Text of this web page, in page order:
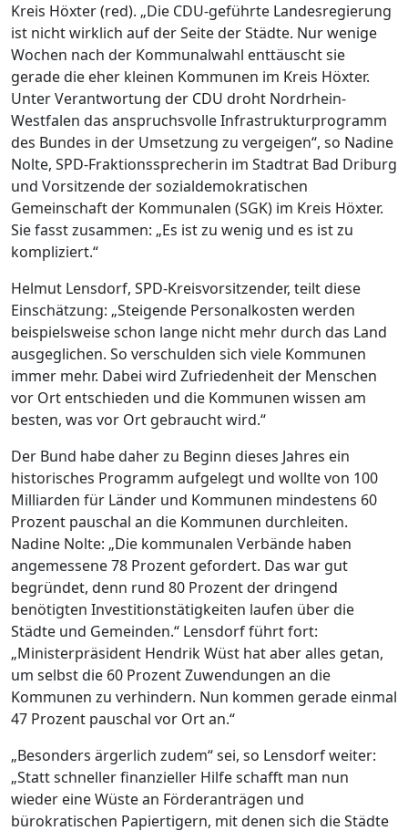
Kreis Höxter (red). „Die CDU-geführte Landesregierung
ist nicht wirklich auf der Seite der Städte. Nur wenige
Wochen nach der Kommunalwahl enttäuscht sie
gerade die eher kleinen Kommunen im Kreis Höxter.
Unter Verantwortung der CDU droht Nordrhein-
Westfalen das anspruchsvolle Infrastrukturprogramm
des Bundes in der Umsetzung zu vergeigen“, so Nadine
Nolte, SPD-Fraktionssprecherin im Stadtrat Bad Driburg
und Vorsitzende der sozialdemokratischen
Gemeinschaft der Kommunalen (SGK) im Kreis Höxter.
Sie fasst zusammen: „Es ist zu wenig und es ist zu
kompliziert.“
Helmut Lensdorf, SPD-Kreisvorsitzender, teilt diese
Einschätzung: „Steigende Personalkosten werden
beispielsweise schon lange nicht mehr durch das Land
ausgeglichen. So verschulden sich viele Kommunen
immer mehr. Dabei wird Zufriedenheit der Menschen
vor Ort entschieden und die Kommunen wissen am
besten, was vor Ort gebraucht wird.“
Der Bund habe daher zu Beginn dieses Jahres ein
historisches Programm aufgelegt und wollte von 100
Milliarden für Länder und Kommunen mindestens 60
Prozent pauschal an die Kommunen durchleiten.
Nadine Nolte: „Die kommunalen Verbände haben
angemessene 78 Prozent gefordert. Das war gut
begründet, denn rund 80 Prozent der dringend
benötigten Investitionstätigkeiten laufen über die
Städte und Gemeinden.“ Lensdorf führt fort:
„Ministerpräsident Hendrik Wüst hat aber alles getan,
um selbst die 60 Prozent Zuwendungen an die
Kommunen zu verhindern. Nun kommen gerade einmal
47 Prozent pauschal vor Ort an.“
„Besonders ärgerlich zudem“ sei, so Lensdorf weiter:
„Statt schneller finanzieller Hilfe schafft man nun
wieder eine Wüste an Förderanträgen und
bürokratischen Papiertigern, mit denen sich die Städte